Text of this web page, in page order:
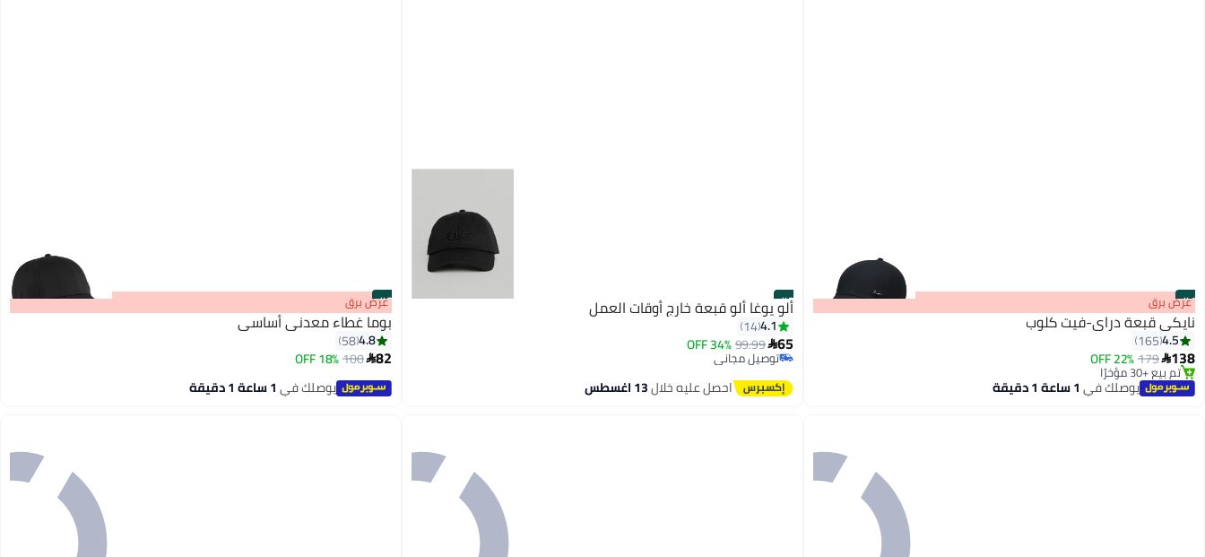
#1
10
عرض برق
نايكي قبعة دراي-فيت كلوب
4.5
165
138
179
22% OFF
تم بيع +30 مؤخرًا
تم بيع +30 مؤخرًايوصلك في1 ساعة 1 دقيقة
#2
2
ألو يوغا ألو قبعة خارج أوقات العمل
4.1
14
65
99.99
34% OFF
توصيل مجاني
تم بيع +70 مؤخرًا
توصيل مجانياحصل عليه خلال13 اغسطس
#3
7
عرض برق
بوما غطاء معدني أساسي
4.8
58
82
100
18% OFF
يوصلك في1 ساعة 1 دقيقة